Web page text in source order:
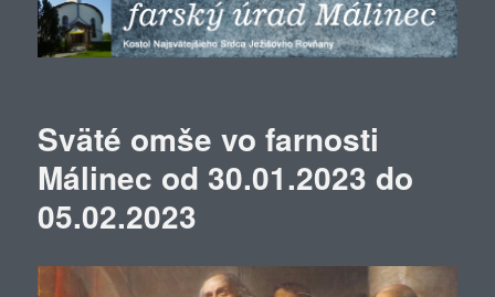
Sväté omše vo farnosti
Málinec od 30.01.2023 do
05.02.2023